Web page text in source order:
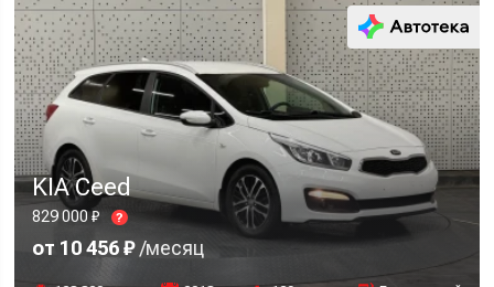
KIA Ceed
829 000 ₽ ?
от 10 456 ₽/месяц